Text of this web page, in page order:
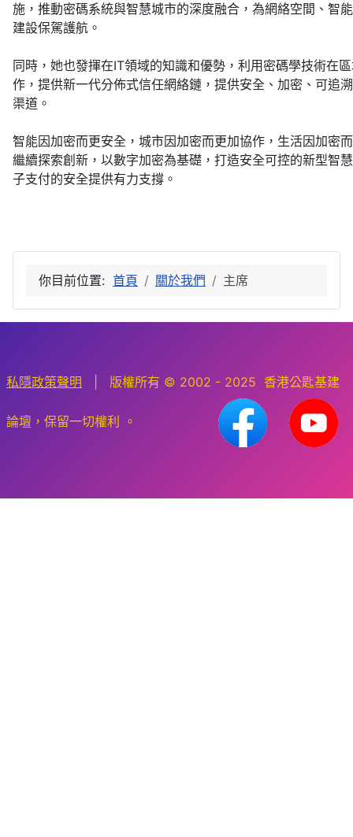
施，推動密碼系統與智慧城市的深度融合，為網絡空間、智
建設保駕護航。
同時，她也發揮在IT領域的知識和優勢，利用密碼學技術在
作，提供新一代分佈式信任網絡鏈，提供安全、加密、可追
渠道。
智能因加密而更安全，城市因加密而更加協作，生活因加密
繼續探索創新，以數字加密為基礎，打造安全可控的新型智
子支付的安全提供有力支撐。
你目前位置: 首頁 關於我們 主席
私隱政策聲明 | 版權所有 © 2002 - 2025 香港公匙基建
論壇，保留一切權利 。